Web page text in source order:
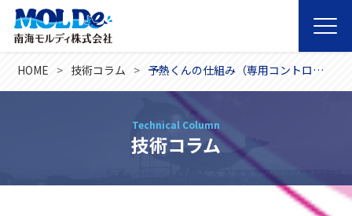
HOME 技術コラム 予熱くんの仕組み（専用コントローラー編）
Technical Column
技術コラム